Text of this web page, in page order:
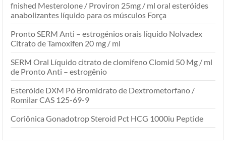
fnished Mesterolone / Proviron 25mg / ml oral esteróides
anabolizantes líquido para os músculos Força
Pronto SERM Anti – estrogénios orais líquido Nolvadex
Citrato de Tamoxifen 20 mg / ml
SERM Oral Líquido citrato de clomifeno Clomid 50 Mg / ml
de Pronto Anti – estrogênio
Esteróide DXM Pó Bromidrato de Dextrometorfano /
Romilar CAS 125-69-9
Coriônica Gonadotrop Steroid Pct HCG 1000iu Peptide